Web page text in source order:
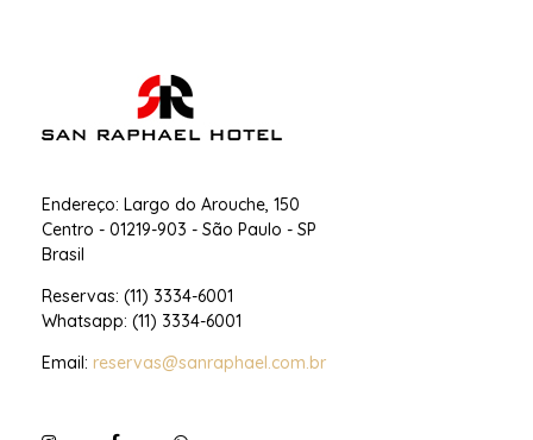
Endereço: Largo do Arouche, 150
Centro - 01219-903 - São Paulo - SP
Brasil
Reservas: (11) 3334-6001
Whatsapp: (11) 3334-6001
Email: reservas@sanraphael.com.br